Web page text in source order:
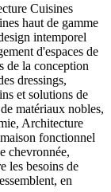
Cuisines
haut de gamme
intemporel
d'espaces de
de la conception
dressings,
et solutions de
matériaux nobles,
Architecture
fonctionnel
chevronnée,
les besoins de
en